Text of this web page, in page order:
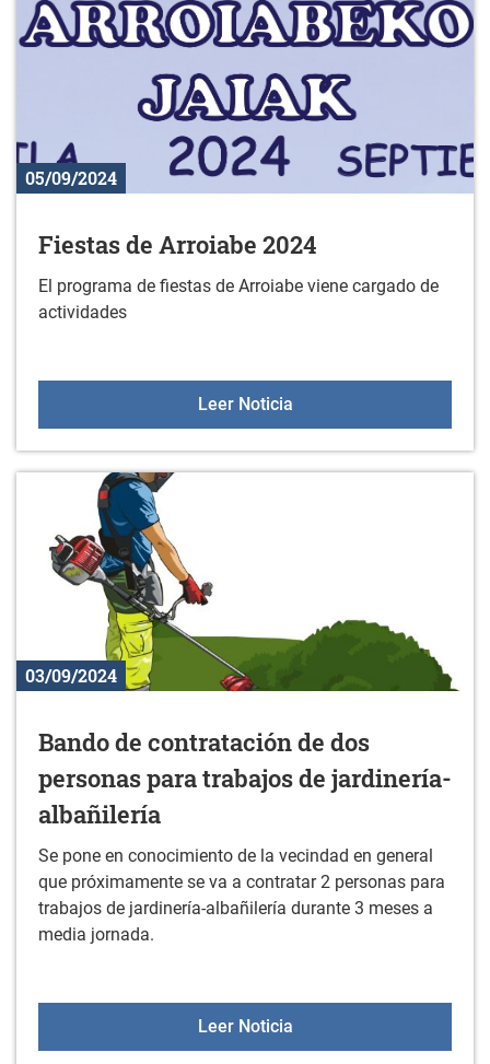
05/09/2024
Fiestas de Arroiabe 2024
El programa de fiestas de Arroiabe viene cargado de
actividades
Leer NoticiaFiestas de Arroiabe 2024
03/09/2024
Bando de contratación de dos
personas para trabajos de jardinería-
albañilería
Se pone en conocimiento de la vecindad en general
que próximamente se va a contratar 2 personas para
trabajos de jardinería-albañilería durante 3 meses a
media jornada.
Leer NoticiaBando de contratación